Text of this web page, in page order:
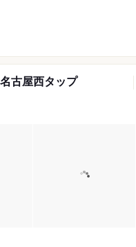
古屋西タップ